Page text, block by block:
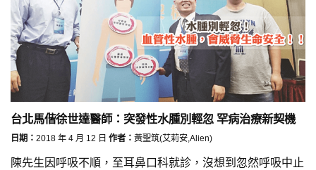
台北馬偕徐世達醫師：突發性水腫別輕忽 罕病治療新契機
日期： 2018 年 4 月 12 日 作者： 黃聖筑(艾莉安,Alien)
陳先生因呼吸不順，至耳鼻口科就診，沒想到忽然呼吸中止